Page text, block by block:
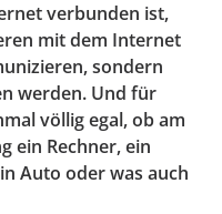
verbunden ist,
mit dem Internet
sondern
werden. Und für
völlig egal, ob am
ein Rechner, ein
Auto oder was auch